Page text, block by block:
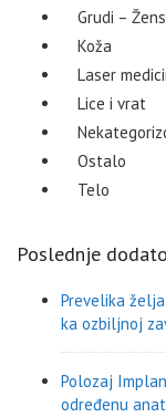
Grudi –
Koža
Laser
Lice i vrat
Ostalo
Telo
Poslednje dodato
Prevelika
ka ozbiljnoj
Polozaj
određenu